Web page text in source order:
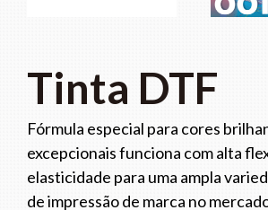
Tinta DTF
Fórmula especial para cores
excepcionais funciona com alta
elasticidade para uma ampla
de impressão de marca no